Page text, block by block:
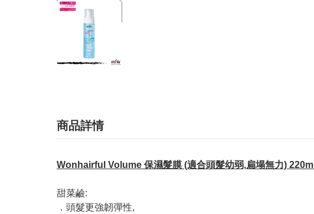
商品詳情
Wonhairful Volume 保濕髮膜 (適合頭髮幼弱,扁塌無力) 220ml
甜菜鹼:
．頭髮更強韌彈性,